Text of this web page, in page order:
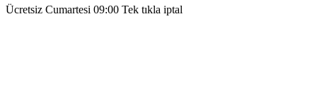
Ücretsiz Cumartesi 09:00 Tek tıkla iptal